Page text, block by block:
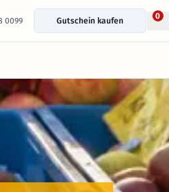
0099 Gutschein kaufen
0